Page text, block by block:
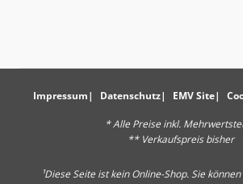
Impressum Datenschutz EMV Site
* Alle Preise inkl.
** Verkaufspreis bisher
¹Diese Seite ist kein Online-Shop. Sie